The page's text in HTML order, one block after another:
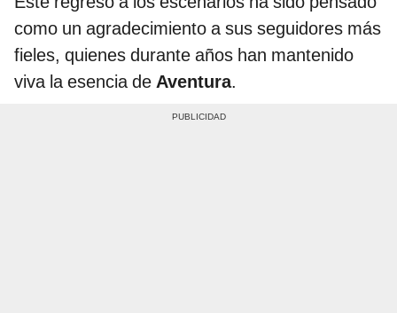
como un agradecimiento a sus seguidores más
fieles, quienes durante años han mantenido
viva la esencia de Aventura.